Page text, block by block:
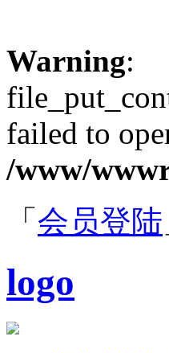
Warning:
failed to
/www/
「 会员登陆
logo